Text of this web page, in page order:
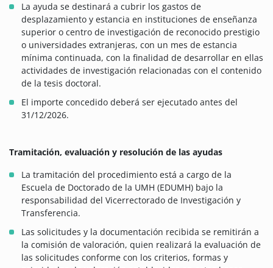
La ayuda se destinará a cubrir los gastos de
desplazamiento y estancia en instituciones de enseñanza
superior o centro de investigación de reconocido prestigio
o universidades extranjeras, con un mes de estancia
mínima continuada, con la finalidad de desarrollar en ellas
actividades de investigación relacionadas con el contenido
de la tesis doctoral.
El importe concedido deberá ser ejecutado antes del
31/12/2026.
Tramitación, evaluación y resolución de las ayudas
La tramitación del procedimiento está a cargo de la
Escuela de Doctorado de la UMH (EDUMH) bajo la
responsabilidad del Vicerrectorado de Investigación y
Transferencia.
Las solicitudes y la documentación recibida se remitirán a
la comisión de valoración, quien realizará la evaluación de
las solicitudes conforme con los criterios, formas y